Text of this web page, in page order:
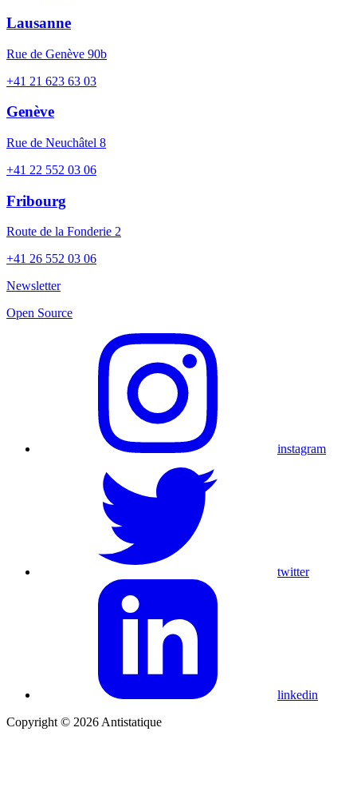
Lausanne
Rue de Genève 90b
+41 21 623 63 03
Genève
Rue de Neuchâtel 8
+41 22 552 03 06
Fribourg
Route de la Fonderie 2
+41 26 552 03 06
Newsletter
Open Source
instagram
twitter
linkedin
Copyright © 2026 Antistatique